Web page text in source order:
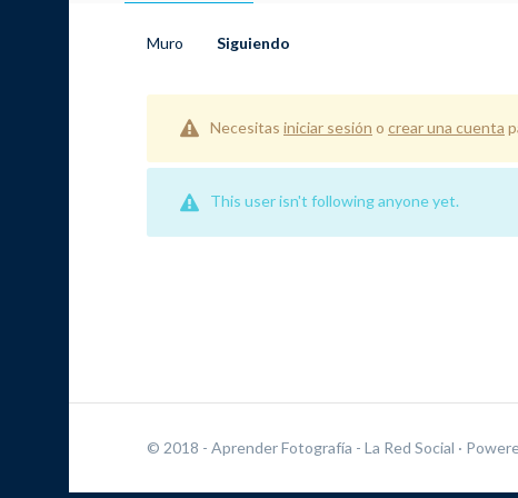
Muro Siguiendo
Necesitas iniciar sesión o crear una cuenta
This user isn't following anyone yet.
© 2018 - Aprender Fotografía - La Red Social ·